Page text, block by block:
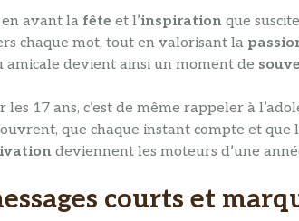
avant la fête et l’inspiration que
chaque mot, tout en valorisant la
amicale devient ainsi un moment de
les 17 ans, c’est de même rappeler à
que chaque instant compte et que
deviennent les moteurs d’une
courts et